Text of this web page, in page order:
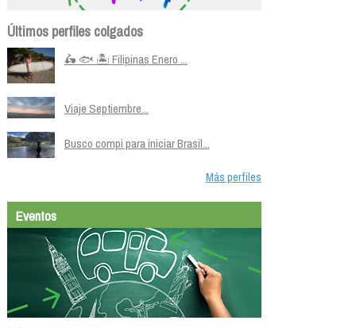
Últimos perfiles colgados
🛵 🐟 🏝️ Filipinas Enero ...
Viaje Septiembre...
Busco compi para iniciar Brasil...
Más perfiles
Eventos